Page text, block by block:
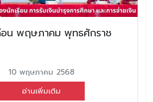
น พฤษภาคม พุทธศักราช
10 พฤษภาคม 2568
อ่านเพิ่มเติม